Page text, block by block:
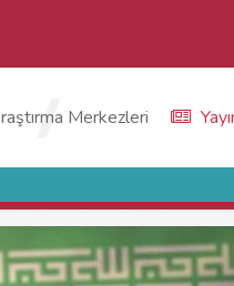
Merkezleri